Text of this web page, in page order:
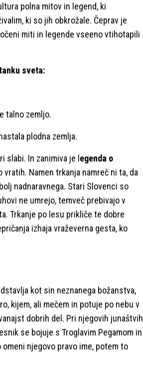
polna mitov in legend, ki
ki so jih obkrožale. Čeprav je
miti in legende vseeno vtihotapili
sveta:
talno zemljo.
plodna zemlja.
slabi. In zanimiva je legenda o
Namen trkanja namreč ni ta, da
nadnaravnega. Stari Slovenci so
ne umrejo, temveč prebivajo v
Trkanje po lesu prikliče te dobre
izhaja vraževerna gesta, ko
kot sin neznanega božanstva,
kijem, ali mečem in potuje po nebu v
dobrih del. Pri njegovih junaštvih
se bojuje s Troglavim Pegamom in
njegovo pravo ime, potem to